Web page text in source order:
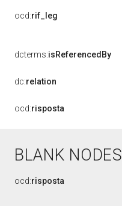
ocd:rif_leg
dcterms:isReferencedBy
dc:relation
ocd:risposta
BLANK NODES
ocd:risposta